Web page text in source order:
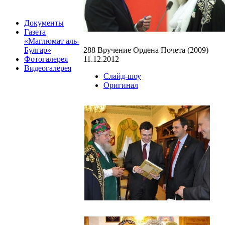
Документы
Газета
«Маглюмат аль-
Булгар»
Фотогалерея
Видеогалерея
288 Вручение Ордена Почета (2009)
11.12.2012
Слайд-шоу
Оригинал